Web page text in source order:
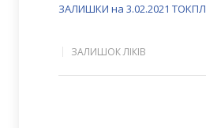
ЗАЛИШКИ на 3.02.2021 ТОКПЛ
ЗАЛИШОК ЛІКІВ